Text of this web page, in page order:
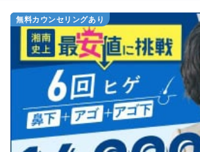
無料カウンセリングあり